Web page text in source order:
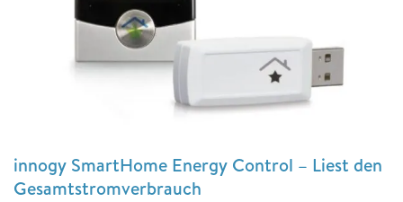
innogy SmartHome Energy Control – Liest den
Gesamtstromverbrauch